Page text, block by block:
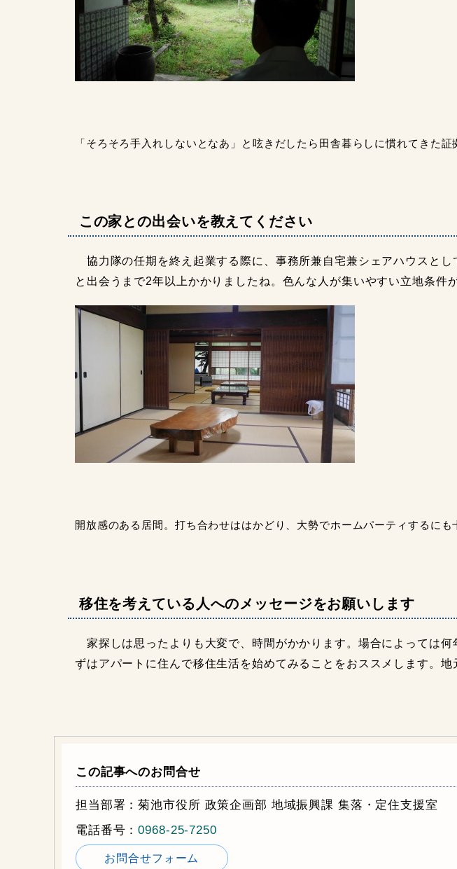
「そろそろ手入れしないとなあ」と呟きだしたら田舎暮らしに慣れてきた証
この家との出会いを教えてください
協力隊の任期を終え起業する際に、事務所兼自宅兼シェアハウスと
と出会うまで2年以上かかりましたね。色んな人が集いやすい立地条件
開放感のある居間。打ち合わせははかどり、大勢でホームパーティするにも
移住を考えている人へのメッセージをお願いします
家探しは思ったよりも大変で、時間がかかります。場合によっては
ずはアパートに住んで移住生活を始めてみることをおススメします。
この記事へのお問合せ
担当部署：菊池市役所 政策企画部 地域振興課 集落・定住支援室
電話番号：0968-25-7250
お問合せフォーム